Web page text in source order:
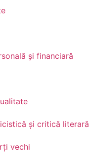
şi financiară
și critică literară
vechi